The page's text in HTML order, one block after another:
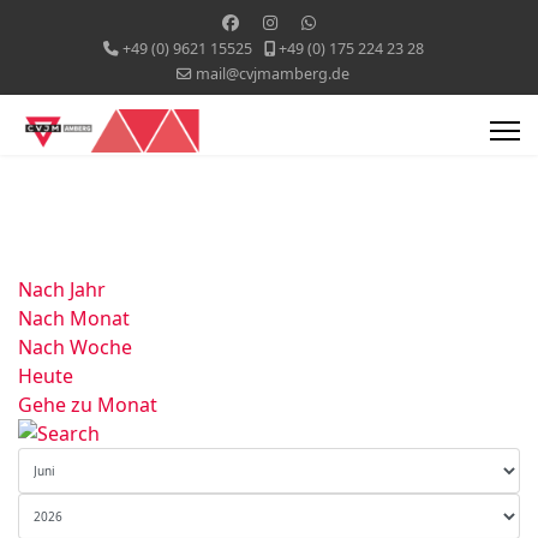
+49 (0) 9621 15525
+49 (0) 175 224 23 28
mail@cvjmamberg.de
Nach Jahr
Nach Monat
Nach Woche
Heute
Gehe zu Monat